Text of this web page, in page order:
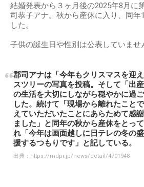
結婚発表から３ヶ月後の2025年8月に
司恭子アナ。秋から産休に入り、同年
した。
子供の誕生日や性別は公表していませ
郡司アナは「今年もクリスマスを迎
スツリーの写真を投稿。そして「出
の生活を大切にしながら穏やかに過
した。続けて「現場から離れたこと
えていただいたことにあらためて感
ました」と同年の秋から産休をとっ
れ「今年は画面越しに日テレの冬の
援するつもりです」と記している。
出典： https://mdpr.jp/news/detail/4701948